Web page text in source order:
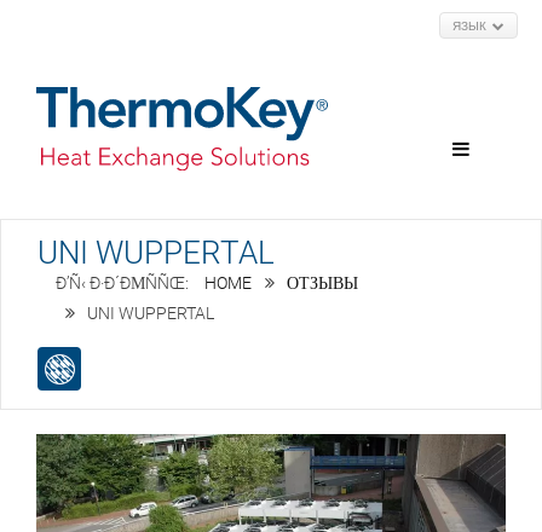
ЯЗЫК
UNI WUPPERTAL
HOME
ОТЗЫВЫ
UNI WUPPERTAL